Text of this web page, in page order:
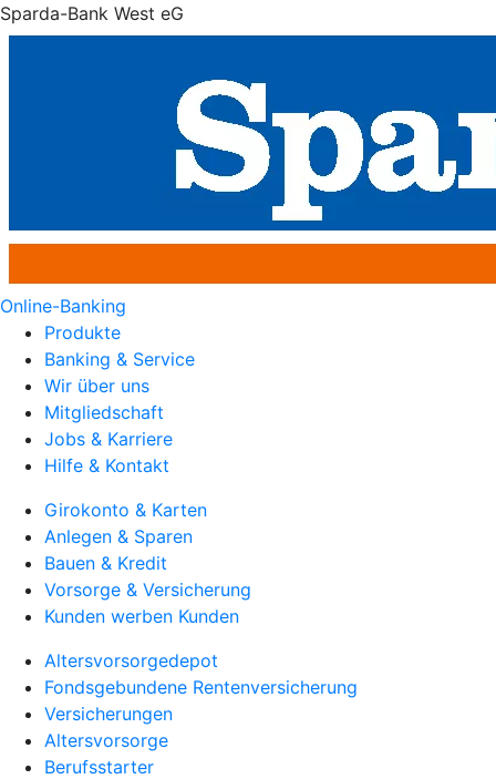
Sparda-Bank West eG
Online-Banking
Produkte
Banking & Service
Wir über uns
Mitgliedschaft
Jobs & Karriere
Hilfe & Kontakt
Girokonto & Karten
Anlegen & Sparen
Bauen & Kredit
Vorsorge & Versicherung
Kunden werben Kunden
Altersvorsorgedepot
Fondsgebundene Rentenversicherung
Versicherungen
Altersvorsorge
Berufsstarter